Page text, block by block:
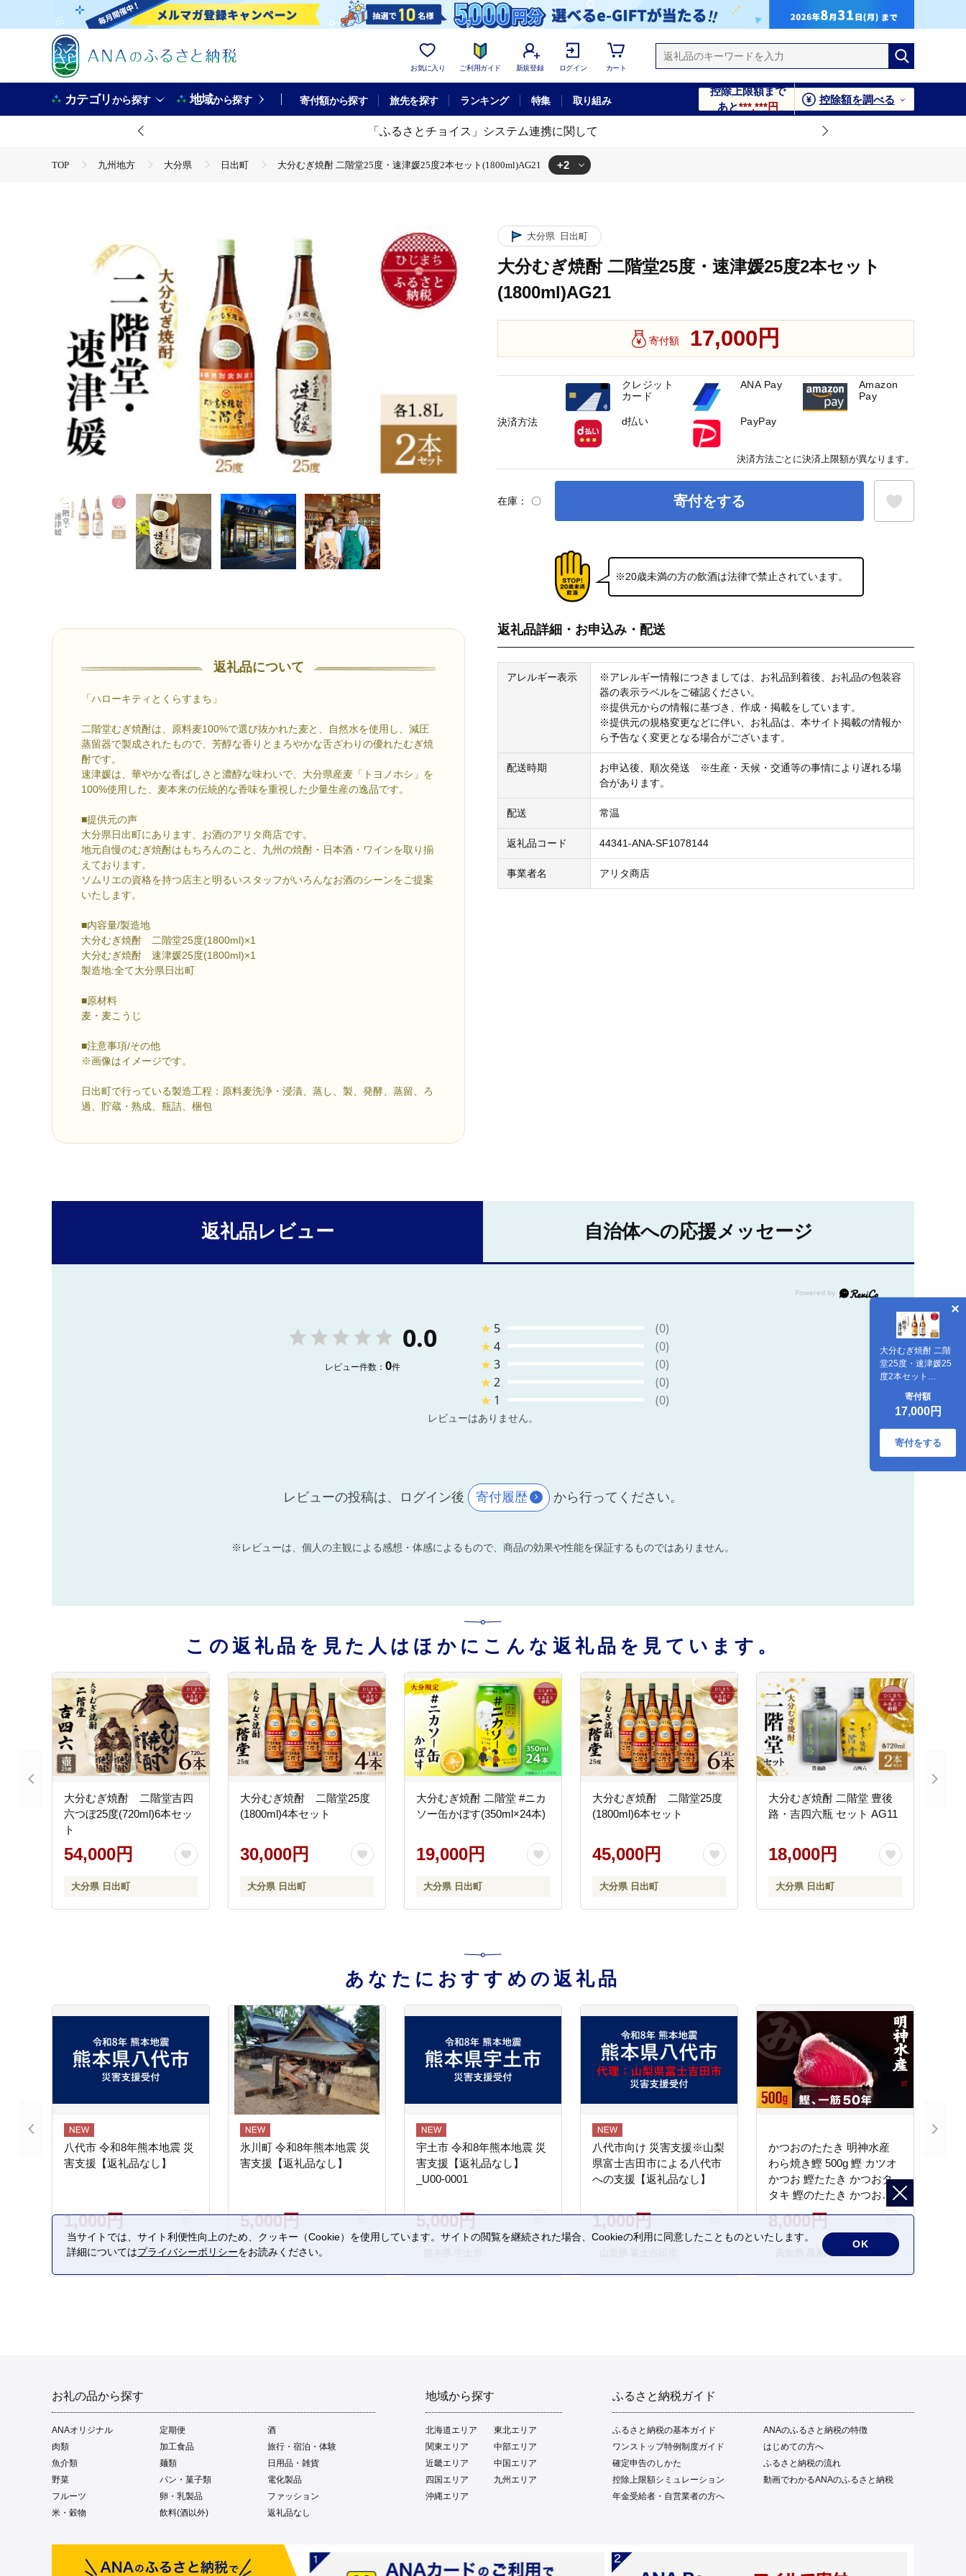
お気に入り ご利用ガイド 新規登録 ログイン カート
カテゴリから探す 地域から探す 寄付額から探す 旅先を探す ランキング 特集 取り組み
控除上限額まで
あと***,***円
控除額を調べる
「ふるさとチョイス」システム連携に関して
TOP 九州地方 大分県 日出町 大分むぎ焼酎 二階堂25度・速津媛25度2本セット(1800ml)AG21 +2
返礼品について
「ハローキティとくらすまち」
二階堂むぎ焼酎は、原料麦100%で選び抜かれた麦と、自然水を使用し、減圧
蒸留器で製成されたもので、芳醇な香りとまろやかな舌ざわりの優れたむぎ焼
酎です。
速津媛は、華やかな香ばしさと濃醇な味わいで、大分県産麦「トヨノホシ」を
100%使用した、麦本来の伝統的な香味を重視した少量生産の逸品です。
■提供元の声
大分県日出町にあります、お酒のアリタ商店です。
地元自慢のむぎ焼酎はもちろんのこと、九州の焼酎・日本酒・ワインを取り揃
えております。
ソムリエの資格を持つ店主と明るいスタッフがいろんなお酒のシーンをご提案
いたします。
■内容量/製造地
大分むぎ焼酎 二階堂25度(1800ml)×1
大分むぎ焼酎 速津媛25度(1800ml)×1
製造地:全て大分県日出町
■原材料
麦・麦こうじ
■注意事項/その他
※画像はイメージです。
日出町で行っている製造工程：原料麦洗浄・浸漬、蒸し、製、発酵、蒸留、ろ
過、貯蔵・熟成、瓶詰、梱包
大分県 日出町
大分むぎ焼酎 二階堂25度・速津媛25度2本セット
(1800ml)AG21
寄付額 17,000円
在庫： 〇 寄付をする
大分むぎ焼酎 二階
堂25度・速津媛25
度2本セット
寄付額
17,000円
寄付をする
※20歳未満の方の飲酒は法律で禁止されています。
返礼品詳細・お申込み・配送
アレルギー表示
※アレルギー情報につきましては、お礼品到着後、お礼品の包装容
器の表示ラベルをご確認ください。
※提供元からの情報に基づき、作成・掲載をしています。
※提供元の規格変更などに伴い、お礼品は、本サイト掲載の情報か
ら予告なく変更となる場合がございます。
配送時期
お申込後、順次発送 ※生産・天候・交通等の事情により遅れる場
合があります。
配送 常温
返礼品コード 44341-ANA-SF1078144
事業者名 アリタ商店
決済方法
クレジット
カード
ANA Pay
Amazon
Pay
d払い PayPay
決済方法ごとに決済上限額が異なります。
返礼品レビュー 自治体への応援メッセージ
0.0
レビュー件数： 0件
★ 5
(0)
★4
(0)
★3
(0)
★2
(0)
★ 1 (0)
レビューはありません。
レビューの投稿は、ログイン後 寄付履歴 から行ってください。
※レビューは、個人の主観による感想・体感によるもので、商品の効果や性能を保証するものではありません。
この返礼品を見た人はほかにこんな返礼品を見ています。
大分むぎ焼酎 二階堂吉四
六つぼ25度(720ml)6本セッ
ト
54,000円
大分県 日出町
大分むぎ焼酎 二階堂25度
(1800ml)4本セット
30,000円
大分県 日出町
大分むぎ焼酎 二階堂 #ニカ
ソー缶かぼす(350ml×24本)
19,000円
大分県 日出町
大分むぎ焼酎 二階堂25度
(1800ml)6本セット
45,000円
大分県 日出町
大分むぎ焼酎 二階堂 豊後
路・吉四六瓶 セット AG11
18,000円
大分県 日出町
あなたにおすすめの返礼品
八代市 令和8年熊本地震 災
害支援【返礼品なし】
1,000円
熊本県 八代市
氷川町 令和8年熊本地震 災
害支援【返礼品なし】
5,000円
熊本県 氷川町
宇土市 令和8年熊本地震 災
害支援【返礼品なし】
_U00-0001
5,000円
八代市向け 災害支援※山梨
県富士吉田市による八代市
への支援【返礼品なし】
1,000円
かつおのたたき 明神水産
わら焼き鰹 500g 鰹 カツオ
かつお 鰹たたき かつおタ
タキ 鰹のたたき かつおの
タタキ 藁焼き わら焼き 魚
さかな 海鮮 刺身 お刺身 冷
凍 ご家庭用 グルメ 特産品
ご当地 本場 高知 黒潮町 ギ
フト 贈答品 人気 返礼品 ふ
8,000円
高知県 黒潮町
お礼の品から探す
ANAオリジナル 定期便
酒
肉類
加工食品
旅行・宿泊・体験
魚介類
麺類
日用品・雑貨
野菜
パン・菓子類
電化製品
フルーツ
卵・乳製品
ファッション
米・穀物
飲料(酒以外) 返礼品なし
地域から探す
北海道エリア
東北エリア
関東エリア
中部エリア
近畿エリア
中国エリア
四国エリア
九州エリア
沖縄エリア
ふるさと納税ガイド
ふるさと納税の基本ガイド
ANAのふるさと納税の特徴
ワンストップ特例制度ガイド
はじめての方へ
確定申告のしかた
ふるさと納税の流れ
控除上限額シミュレーション
動画でわかるANAのふるさと納税
年金受給者・自営業者の方へ
当サイトでは、サイト利便性向上のため、クッキー（Cookie）を使用しています。サイトの閲覧を継続された場合、Cookieの利用に同意したことものといたします。
詳細についてはプライバシーポリシーをお読みください。
OK